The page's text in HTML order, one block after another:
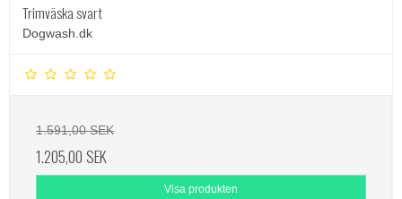
Trimväska svart
Dogwash.dk
1.591,00 SEK
1.205,00 SEK
Visa produkten